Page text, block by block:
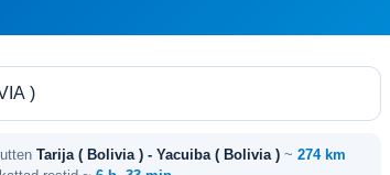
Tarija ( Bolivia ) - Yacuiba ( Bolivia ) ~ 274 km